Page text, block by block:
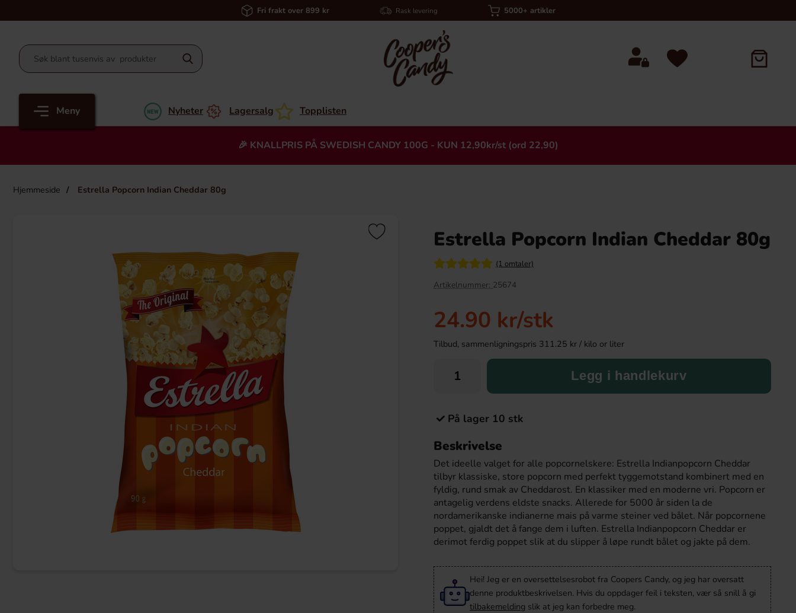
Fri frakt over 899 kr Rask levering 5000+ artikler
Meny Nyheter Lagersalg Topplisten
🎉 KNALLPRIS PÅ SWEDISH CANDY 100G - KUN 12,90kr/st (ord 22,90)
Hjemmeside Estrella Popcorn Indian Cheddar 80g
Heading
34.90 kr
-43%
Clean Drink Sav:D - Ananas 33cl
36.90 kr 79.90 kr 9.90 kr
Köp Köp
Estrella Popcorn Indian Cheddar 80g
(1 omtaler)
Artikelnummer: 25674
24.90 kr/stk
Tilbud, sammenligningspris 311.25 kr / kilo or liter
Legg i handlekurv
På lager 10 stk
Beskrivelse
Det ideelle valget for alle popcornelskere: Estrella Indianpopcorn Cheddar
tilbyr klassiske, store popcorn med perfekt tyggemotstand kombinert med en
fyldig, rund smak av Cheddarost. En klassiker med en moderne vri. Popcorn er
antagelig verdens eldste snacks. Allerede for 5000 år siden la de
nordamerikanske indianerne mais på varme steiner ved bålet. Når popcornene
poppet, gjaldt det å fange dem i luften. Estrella Indianpopcorn Cheddar er
derimot ferdig poppet slik at du slipper å løpe rundt bålet og jakte på dem.
Hei! Jeg er en oversettelsesrobot fra Coopers Candy, og jeg har oversatt
denne produktbeskrivelsen. Hvis du oppdager feil i teksten, vær så snill å gi
tilbakemelding slik at jeg kan forbedre meg.